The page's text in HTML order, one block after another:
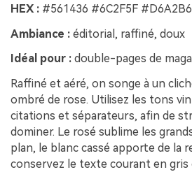
HEX : #561436 #6C2F5F
Ambiance : éditorial, raffiné, doux
Idéal pour : double-pages de
Raffiné et aéré, on songe à un
ombré de rose. Utilisez les tons
citations et séparateurs, afin de
dominer. Le rosé sublime les
plan, le blanc cassé apporte de la
conservez le texte courant en gris